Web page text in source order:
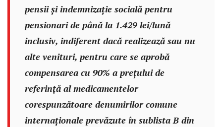
pensii și indemnizație socială pentru
pensionari de până la 1.429 lei/lună
inclusiv, indiferent dacă realizează sau nu
alte venituri, pentru care se aprobă
compensarea cu 90% a prețului de
referință al medicamentelor
corespunzătoare denumirilor comune
internaționale prevăzute în sublista B din